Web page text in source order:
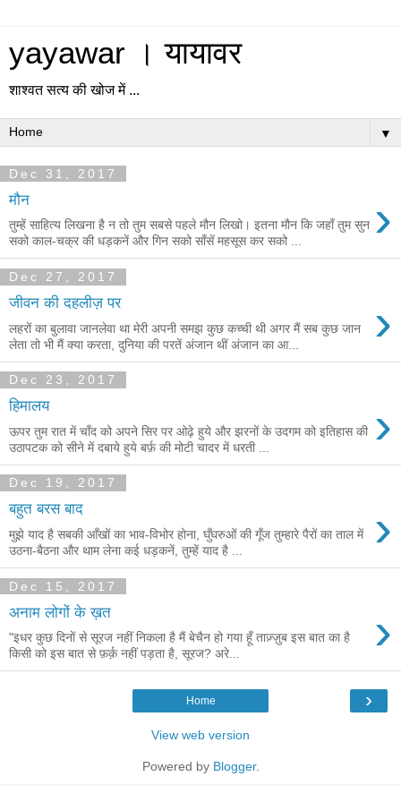
yayawar । यायावर
शाश्वत सत्य की खोज में ...
▼
Dec 31, 2017
मौन ›
तुम्हें साहित्य लिखना है न तो तुम सबसे पहले मौन लिखो। इतना मौन कि जहाँ तुम सुन
सको काल-चक्र की धड़कनें और गिन सको साँसें महसूस कर सको ...
Dec 27, 2017
जीवन की दहलीज़ पर ›
लहरों का बुलावा जानलेवा था मेरी अपनी समझ कुछ कच्ची थी अगर मैं सब कुछ जान
लेता तो भी मैं क्या करता, दुनिया की परतें अंजान थीं अंजान का आ...
Dec 23, 2017
हिमालय ›
ऊपर तुम रात में चाँद को अपने सिर पर ओढ़े हुये और झरनों के उदगम को इतिहास की
उठापटक को सीने में दबाये हुये बर्फ़ की मोटी चादर में धरती ...
Dec 19, 2017
बहुत बरस बाद ›
मुझे याद है सबकी आँखों का भाव-विभोर होना, घुँघरुओं की गूँज तुम्हारे पैरों का ताल में
उठना-बैठना और थाम लेना कई धड़कनें, तुम्हें याद है ...
Dec 15, 2017
अनाम लोगों के ख़त ›
"इधर कुछ दिनों से सूरज नहीं निकला है मैं बेचैन हो गया हूँ ताज़्ज़ुब इस बात का है
किसी को इस बात से फ़र्क़ नहीं पड़ता है, सूरज? अरे...
›
Home
View web version
Powered by Blogger.